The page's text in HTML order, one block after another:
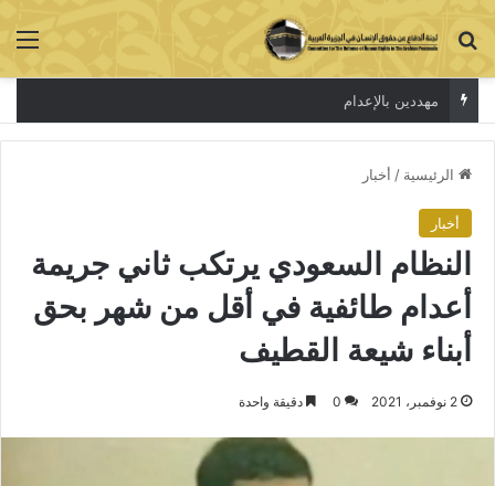
بحث عن
مهددين بالإعدام
الرئيسية / أخبار
أخبار
النظام السعودي يرتكب ثاني جريمة
أعدام طائفية في أقل من شهر بحق
أبناء شيعة القطيف
2 نوفمبر، 2021 0 دقيقة واحدة